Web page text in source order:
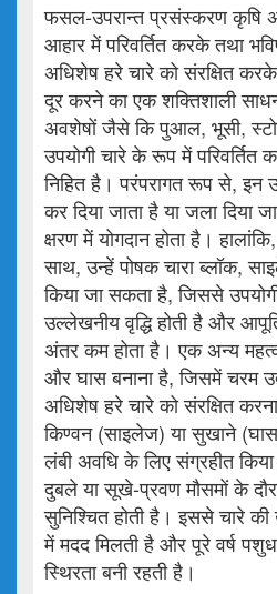
फसल-उपरान्त प्रसंस्करण कृषि
आहार में परिवर्तित करके तथा
अधिशेष हरे चारे को संरक्षित
दूर करने का एक शक्तिशाली
अवशेषों जैसे कि पुआल, भूसी,
उपयोगी चारे के रूप में
निहित है। परंपरागत रूप से, इन
कर दिया जाता है या जला दिया
क्षरण में योगदान होता है।
साथ, उन्हें पोषक चारा ब्लॉक,
किया जा सकता है, जिससे
उल्लेखनीय वृद्धि होती है और
अंतर कम होता है। एक अन्य
और घास बनाना है, जिसमें चरम
अधिशेष हरे चारे को संरक्षित
किण्वन (साइलेज) या सुखाने
लंबी अवधि के लिए संग्रहीत
दुबले या सूखे-प्रवण मौसमों के
सुनिश्चित होती है। इससे चारे
में मदद मिलती है और पूरे वर्ष
स्थिरता बनी रहती है।